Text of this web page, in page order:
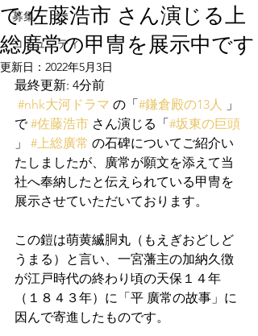
募集
コミュニティ
で 佐藤浩市 さん演じる上
総廣常の甲冑を展示中です
更新日： 2022年5月3日
最終更新: 4分前
#nhk大河ドラマ の「#鎌倉殿の13人
」
で #佐藤浩市 さん演じる「#坂東の巨頭
」 #上総廣常 の石碑についてご紹介い
たしましたが、廣常が願文を添えて当
社へ奉納したと伝えられている甲冑を
展示させていただいております。
この鎧は萌黄縅胴丸（もえぎおどしど
うまる）と言い、一宮藩主の加納久徴
が江戸時代の終わり頃の天保１４年
（１８４３年）に「平 廣常の故事」に
因んで寄進したものです。